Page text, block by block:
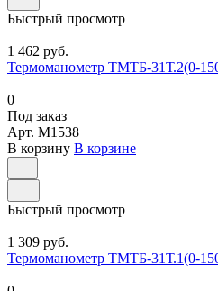
Быстрый просмотр
1 462 руб.
Термоманометр ТМТБ-31Т.2(0-
0
Под заказ
Арт. M1538
В корзину В корзине
Быстрый просмотр
1 309 руб.
Термоманометр ТМТБ-31Т.1(0-